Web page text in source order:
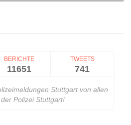
BERICHTE
11651
TWEETS
741
Stuttgart von allen
Polizei Stuttgart!